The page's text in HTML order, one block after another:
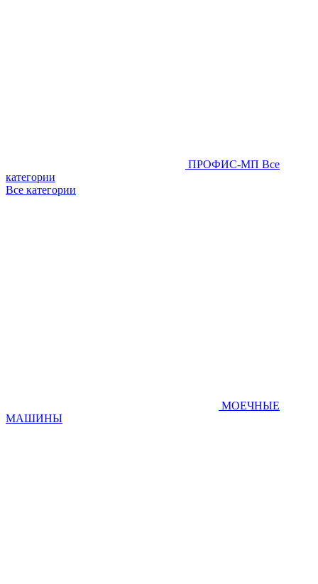
ПРОФИС-МП Все
категории
Все категории
МОЕЧНЫЕ
МАШИНЫ